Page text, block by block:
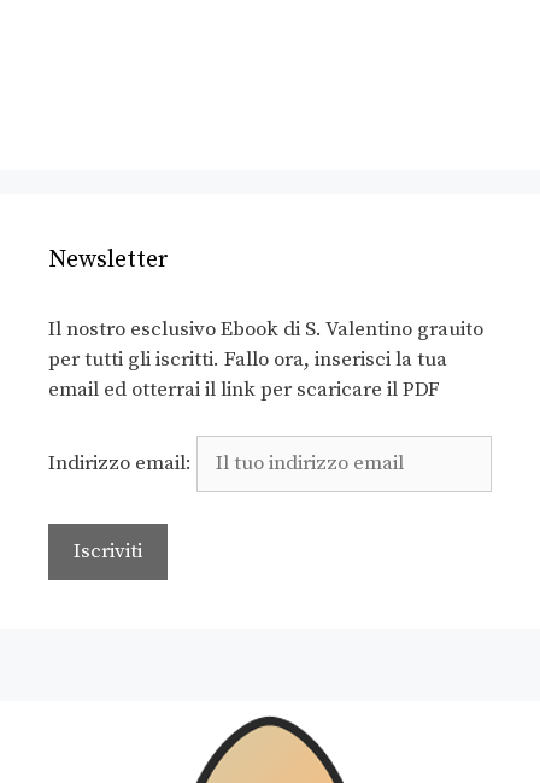
Newsletter
Il nostro esclusivo Ebook di S. Valentino grauito
per tutti gli iscritti. Fallo ora, inserisci la tua
email ed otterrai il link per scaricare il PDF
Indirizzo email: